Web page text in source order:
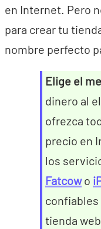
en Internet. Pero
para crear tu
nombre perfecto
Elige el
dinero al
ofrezca
precio en
los
Fatcowo
confiables
tienda